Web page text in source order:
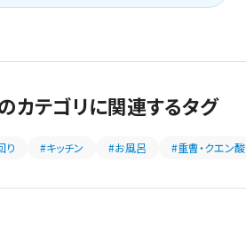
カテゴリに関連するタグ
り #キッチン #お風呂 #重曹・クエン酸